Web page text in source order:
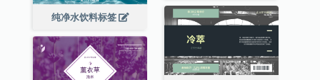
纯净水饮料标签